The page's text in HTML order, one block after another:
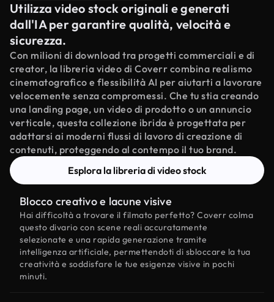
Utilizza video stock originali e generati
dall'IA per garantire qualità, velocità e
sicurezza.
Con milioni di download tra progetti commerciali e di
creator, la libreria video di Coverr combina realismo
cinematografico e flessibilità AI per aiutarti a lavorare
velocemente senza compromessi. Che tu stia creando
una landing page, un video di prodotto o un annuncio
verticale, questa collezione ibrida è progettata per
adattarsi ai moderni flussi di lavoro di creazione di
contenuti, proteggendo al contempo il tuo brand.
Esplora la libreria di video stock
Blocco creativo e lacune visive
Hai difficoltà a trovare il filmato perfetto? Coverr colma
questo divario con scene reali accuratamente
selezionate e una rapida generazione tramite
intelligenza artificiale, permettendoti di sbloccare la tua
creatività e soddisfare le tue esigenze visive in pochi
minuti.